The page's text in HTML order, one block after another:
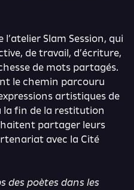
l’atelier Slam Session, qui
de travail, d’écriture,
de mots partagés.
le chemin parcouru
artistiques de
la fin de la restitution
partager leurs
avec la Cité
des poètes dans les